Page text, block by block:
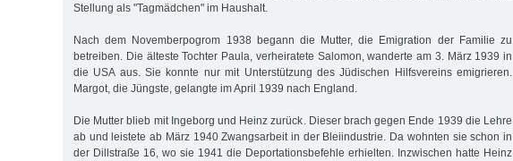
Stellung als "Tagmädchen" im Haushalt.
Nach dem Novemberpogrom 1938 begann die Mutter, die Emigration der Familie zu
betreiben. Die älteste Tochter Paula, verheiratete Salomon, wanderte am 3. März 1939 in
die USA aus. Sie konnte nur mit Unterstützung des Jüdischen Hilfsvereins emigrieren.
Margot, die Jüngste, gelangte im April 1939 nach England.
Die Mutter blieb mit Ingeborg und Heinz zurück. Dieser brach gegen Ende 1939 die Lehre
ab und leistete ab März 1940 Zwangsarbeit in der Bleiindustrie. Da wohnten sie schon in
der Dillstraße 16, wo sie 1941 die Deportationsbefehle erhielten. Inzwischen hatte Heinz